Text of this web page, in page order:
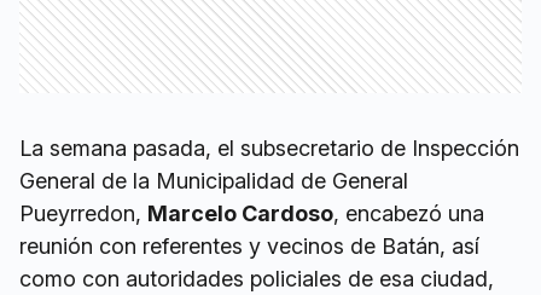
La semana pasada, el subsecretario de Inspección
General de la Municipalidad de General
Pueyrredon, Marcelo Cardoso, encabezó una
reunión con referentes y vecinos de Batán, así
como con autoridades policiales de esa ciudad,